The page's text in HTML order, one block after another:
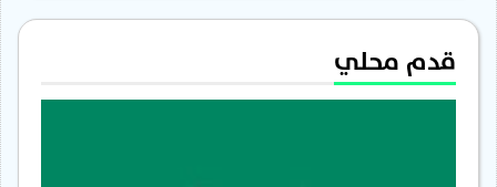
قدم محلي